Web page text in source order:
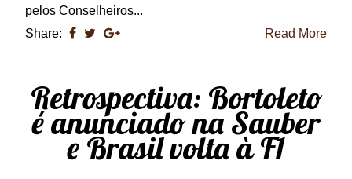
pelos Conselheiros...
Share:
Read More
Retrospectiva: Bortoleto
é anunciado na Sauber
e Brasil volta à F1